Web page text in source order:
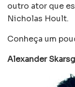
outro ator que
Nicholas Hoult.
Conheça um
Alexander